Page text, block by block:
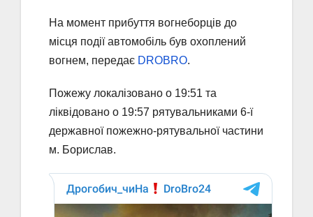
На момент прибуття вогнеборців до
місця події автомобіль був охоплений
вогнем, передає DROBRO.
Пожежу локалізовано о 19:51 та
ліквідовано о 19:57 рятувальниками 6-ї
державної пожежно-рятувальної частини
м. Борислав.